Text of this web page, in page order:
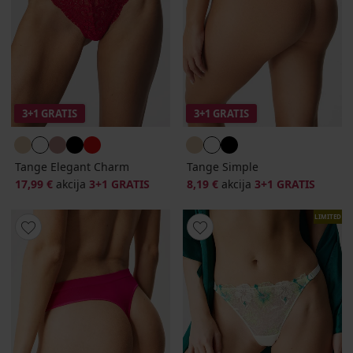
3+1 GRATIS
Tange Elegant Charm
17,99 € akcija 3+1 GRATIS
3+1 GRATIS
Tange Simple
8,19 € akcija 3+1 GRATIS
LIMITED